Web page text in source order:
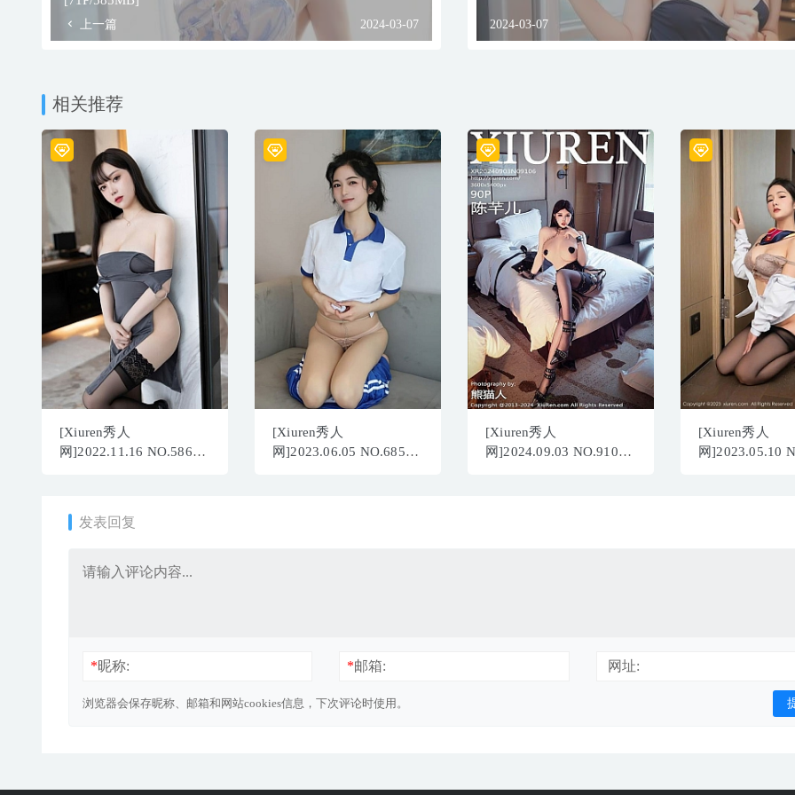
上一篇 2024-03-07 2024-03-07
相关推荐
[Xiuren秀人
网]2022.11.16 NO.5865
[Xiuren秀人
网]2023.06.05 NO.6855
[Xiuren秀人
网]2024.09.03 NO.9106
[Xiuren秀人
网]2023.05.10
发表回复
*昵称: *邮箱: 网址:
浏览器会保存昵称、邮箱和网站cookies信息，下次评论时使用。